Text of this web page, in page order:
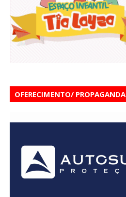
OFERECIMENTO/ PROPAGANDA